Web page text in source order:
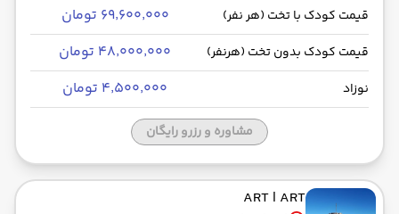
قیمت کودک با تخت (هر نفر) ۶۹٬۶۰۰٬۰۰۰ تومان
قیمت کودک بدون تخت (هرنفر) ۴۸٬۰۰۰٬۰۰۰ تومان
نوزاد ۴٬۵۰۰٬۰۰۰ تومان
مشاوره و رزرو رایگان
ART | ART